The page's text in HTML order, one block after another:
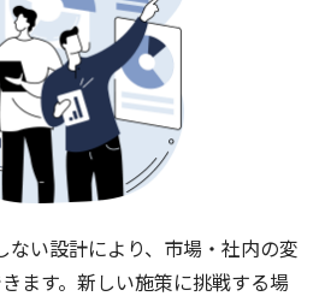
ない設計により、市場・社内の変
ます。新しい施策に挑戦する場